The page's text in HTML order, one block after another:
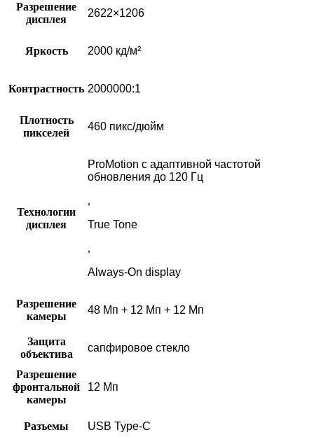
Разрешение
дисплея
2622×1206
Яркость 2000 кд/м²
Контрастность 2000000:1
Плотность
пикселей
460 пикс/дюйм
Технологии
дисплея
ProMotion с адаптивной частотой
обновления до 120 Гц
,
True Tone
,
Always-On display
Разрешение
камеры
48 Мп + 12 Мп + 12 Мп
Защита
объектива
сапфировое стекло
Разрешение
фронтальной
камеры
12 Мп
Разъемы USB Type-C